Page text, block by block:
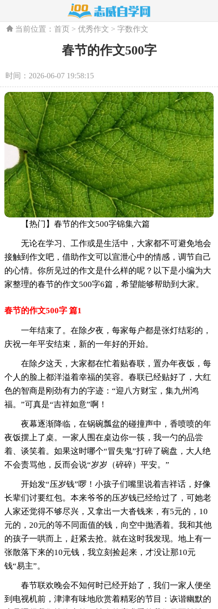
当前位置：首页 >优秀作文 >字数作文
春节的作文500字
时间：2026-06-07 19:58:15
【热门】春节的作文500字锦集六篇
无论在学习、工作或是生活中，大家都不可避免地会
接触到作文吧，借助作文可以宣泄心中的情感，调节自己
的心情。你所见过的作文是什么样的呢？以下是小编为大
家整理的春节的作文500字6篇，希望能够帮助到大家。
春节的作文500字 篇1
一年结束了。在除夕夜，每家每户都是张灯结彩的，
庆祝一年平安结束，新的一年好的开始。
在除夕这天，大家都在忙着贴春联，置办年夜饭，每
个人的脸上都洋溢着幸福的笑容。春联已经贴好了，大红
色的智商是刚劲有力的字迹：“迎八方财宝，集九州鸿
福。”可真是“吉祥如意”啊！
夜幕逐渐降临，在锅碗瓢盆的碰撞声中，香喷喷的年
夜饭摆上了桌。一家人围在桌边你一筷，我一勺的品尝
着、谈笑着。如果这时哪个“冒失鬼”打碎了碗盘，大人绝
不会责骂他，反而会说“岁岁（碎碎）平安。”
开始发“压岁钱”啰！小孩子们嘴里说着吉祥话，好像
长辈们讨要红包。本来爷爷的压岁钱已经给过了，可她老
人家还觉得不够尽兴，又拿出一大沓钱来，有5元的，10
元的，20元的等不同面值的钱，向空中抛洒着。我和其他
的孩子一哄而上，赶紧去抢。就在这时我发现。地上有一
张散落下来的10元钱，我立刻捡起来，才没让那10元
钱“易主”。
春节联欢晚会不知何时已经开始了，我们一家人便坐
到电视机前，津津有味地欣赏着精彩的节目：诙谐幽默的